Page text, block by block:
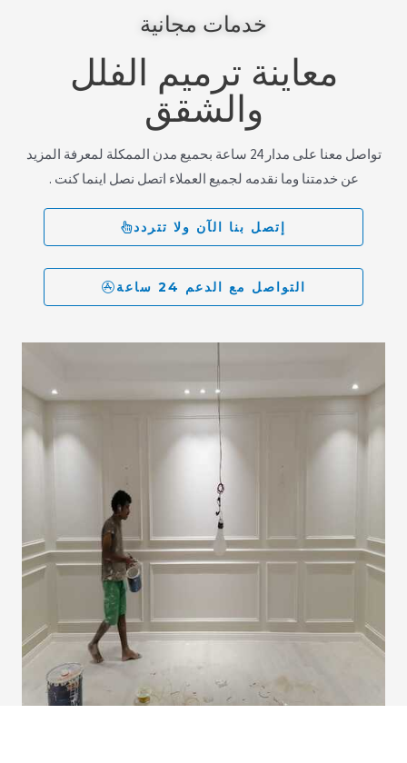
خدمات مجانية
معاينة ترميم الفلل
والشقق
تواصل معنا على مدار 24 ساعة بحميع مدن الممكلة لمعرفة المزيد
عن خدمتنا وما نقدمه لجميع العملاء اتصل نصل اينما كنت .
إتصل بنا الآن ولا تتردد
التواصل مع الدعم 24 ساعة